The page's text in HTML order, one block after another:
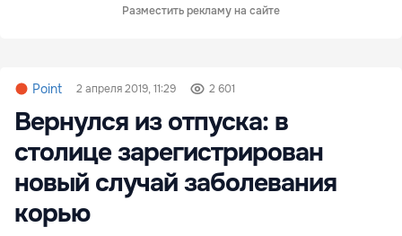
Разместить рекламу на сайте
Point 2 апреля 2019, 11:29 2 601
Вернулся из отпуска: в
столице зарегистрирован
новый случай заболевания
корью